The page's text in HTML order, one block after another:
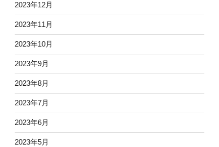
2023年12月
2023年11月
2023年10月
2023年9月
2023年8月
2023年7月
2023年6月
2023年5月